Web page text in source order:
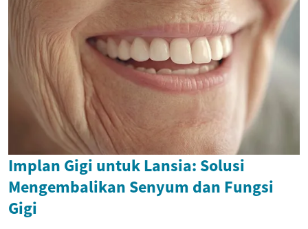
Implan Gigi untuk Lansia: Solusi
Mengembalikan Senyum dan Fungsi
Gigi